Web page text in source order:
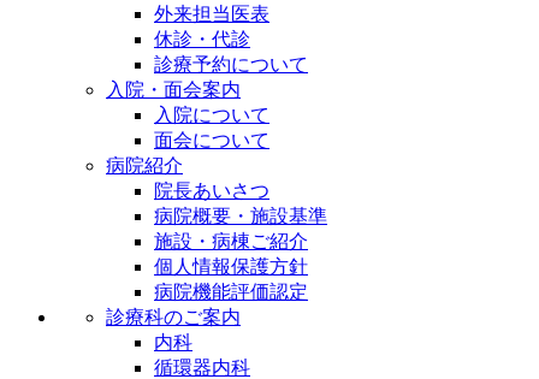
外来担当医表
休診・代診
診療予約について
入院・面会案内
入院について
面会について
病院紹介
院長あいさつ
病院概要・施設基準
施設・病棟ご紹介
個人情報保護方針
病院機能評価認定
診療科のご案内
内科
循環器内科